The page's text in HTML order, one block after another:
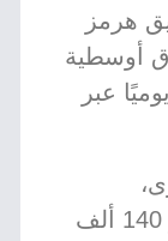
هرمز
أوسطية
يوميًا عبر
فورتيكسا، أن التدفقات بلغت نحو 140 ألف